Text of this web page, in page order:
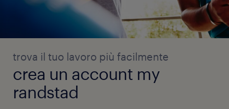
trova il tuo lavoro più facilmente
crea un account my
randstad